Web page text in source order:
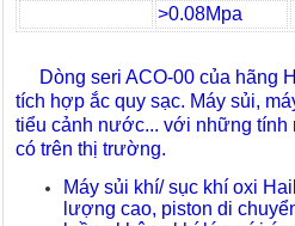
>0.08Mpa
Dòng seri ACO-00 của hãng
tích hợp ắc quy sạc. Máy sủi,
tiểu cảnh nước... với những tính
có trên thị trường.
Máy sủi khí/ sục khí oxi
lượng cao, piston di